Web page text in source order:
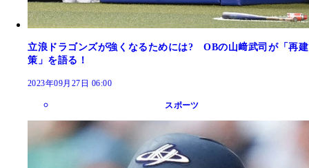
立浪ドラゴンズが強くなるためには? OBの山﨑武司が「再建
策」を語る！
2023年09月27日 06:00
スポーツ